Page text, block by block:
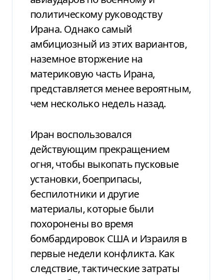
политическому руководству
Ирана. Однако самый
амбициозный из этих вариантов,
наземное вторжение на
материковую часть Ирана,
представляется менее вероятным,
чем несколько недель назад.
Иран воспользовался
действующим прекращением
огня, чтобы выкопать пусковые
установки, боеприпасы,
беспилотники и другие
материалы, которые были
похоронены во время
бомбардировок США и Израиля в
первые недели конфликта. Как
следствие, тактические затраты